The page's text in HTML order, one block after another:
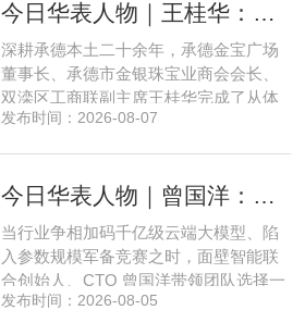
记、区长。至此番履新。郅海杰，男，
职研究生，中共党员。曾任北京
深耕承德本土二十余年，承德金宝广场
董事长、承德市金银珠宝业商会会长、
双滦区工商联副主席王桂华完成了从体
制内从业者、玉石珠宝创业者，到地产
来，三四线城市创业最忌讳浮躁跟风、
立足本地需求顺势迭代，方能穿
发布时间：2026-08-07
当行业争相加码千亿级云端大模型、陷
入参数规模军备竞赛之时，面壁智能联
合创始人、CTO 曾国洋带领团队选择一
条小众赛道：深耕端侧轻量化大模型，
发布时间：2026-08-05